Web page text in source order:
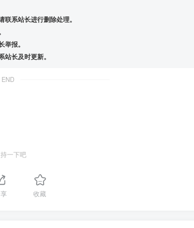
系站长进行删除处理。
报。
长及时更新。
一下吧
收藏